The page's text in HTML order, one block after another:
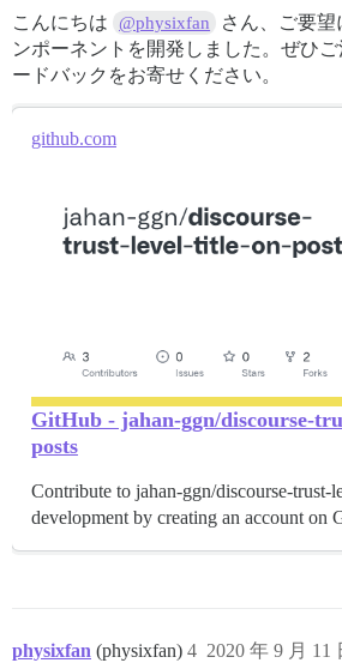
こんにちは @physixfan
さん、ご要望
ンポーネントを開発しました。ぜひ
ードバックをお寄せください。
github.com
GitHub - jahan-ggn/discourse-
posts
Contribute to jahan-ggn/discourse-trust-
development by creating an account on
physixfan (physixfan) 2020 年 9 月 11
4